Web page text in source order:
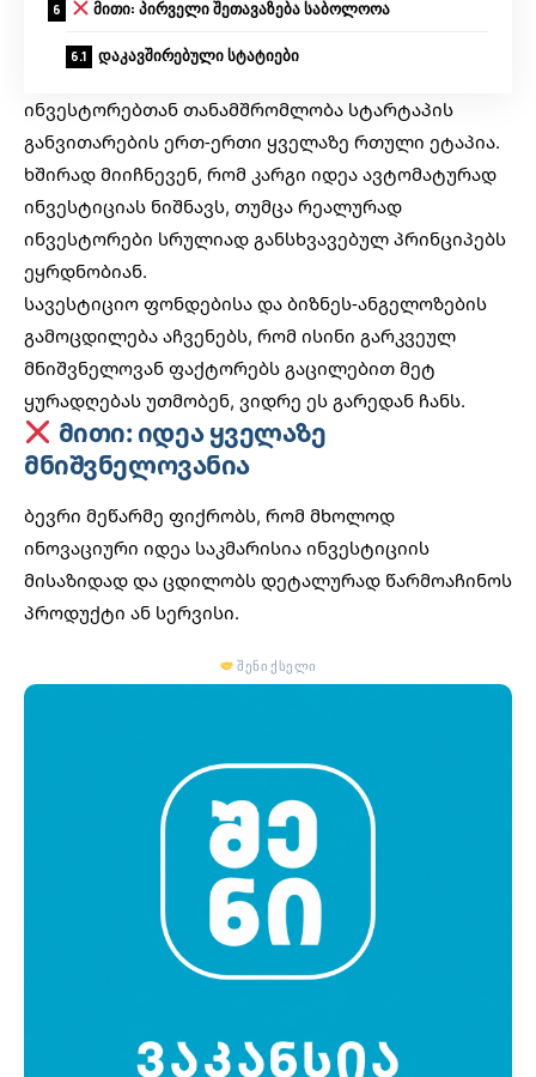
მითი: პირველი შეთავაზება საბოლოოა
დაკავშირებული სტატიები
ინვესტორებთან თანამშრომლობა სტარტაპის
განვითარების ერთ-ერთი ყველაზე რთული ეტაპია.
ხშირად მიიჩნევენ, რომ კარგი იდეა ავტომატურად
ინვესტიციას ნიშნავს, თუმცა რეალურად
ინვესტორები სრულიად განსხვავებულ პრინციპებს
ეყრდნობიან.
სავესტიციო ფონდებისა და ბიზნეს-ანგელოზების
გამოცდილება აჩვენებს, რომ ისინი გარკვეულ
მნიშვნელოვან ფაქტორებს გაცილებით მეტ
ყურადღებას უთმობენ, ვიდრე ეს გარედან ჩანს.
მითი: იდეა ყველაზე
მნიშვნელოვანია
ბევრი მეწარმე ფიქრობს, რომ მხოლოდ
ინოვაციური იდეა საკმარისია ინვესტიციის
მისაზიდად და ცდილობს დეტალურად წარმოაჩინოს
პროდუქტი ან სერვისი.
შენი ქსელი